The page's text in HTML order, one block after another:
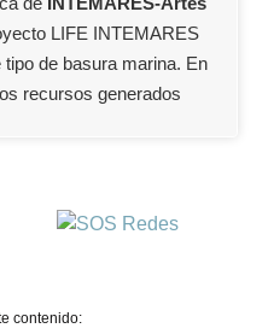
LIFE INTEMARES
de basura marina. En
recursos generados
contenido: